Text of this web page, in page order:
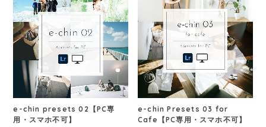
e-chin presets 02【PC専
用・スマホ不可】
e-chin Presets 03 for
Cafe【PC専用・スマホ不可】